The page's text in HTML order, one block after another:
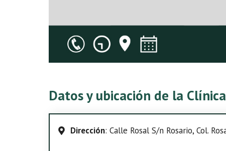
Datos y ubicación de la
Dirección: Calle Rosal S/n Rosario, Col.